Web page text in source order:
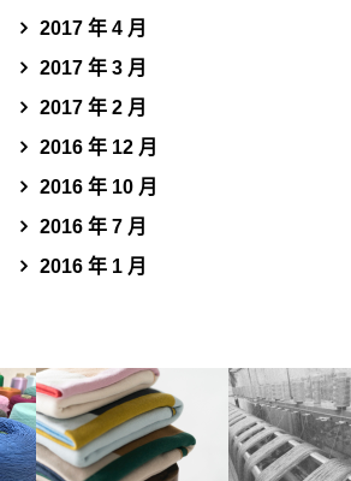
2017 年 4 月
2017 年 3 月
2017 年 2 月
2016 年 12 月
2016 年 10 月
2016 年 7 月
2016 年 1 月